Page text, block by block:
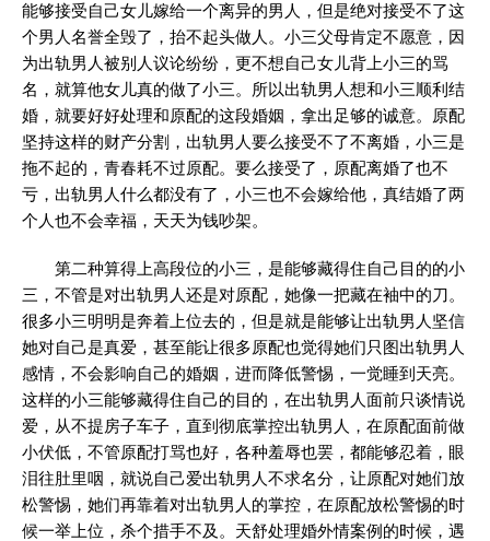
能够接受自己女儿嫁给一个离异的男人，但是绝对接受不了这
个男人名誉全毁了，抬不起头做人。小三父母肯定不愿意，因
为出轨男人被别人议论纷纷，更不想自己女儿背上小三的骂
名，就算他女儿真的做了小三。所以出轨男人想和小三顺利结
婚，就要好好处理和原配的这段婚姻，拿出足够的诚意。原配
坚持这样的财产分割，出轨男人要么接受不了不离婚，小三是
拖不起的，青春耗不过原配。要么接受了，原配离婚了也不
亏，出轨男人什么都没有了，小三也不会嫁给他，真结婚了两
个人也不会幸福，天天为钱吵架。
第二种算得上高段位的小三，是能够藏得住自己目的的小
三，不管是对出轨男人还是对原配，她像一把藏在袖中的刀。
很多小三明明是奔着上位去的，但是就是能够让出轨男人坚信
她对自己是真爱，甚至能让很多原配也觉得她们只图出轨男人
感情，不会影响自己的婚姻，进而降低警惕，一觉睡到天亮。
这样的小三能够藏得住自己的目的，在出轨男人面前只谈情说
爱，从不提房子车子，直到彻底掌控出轨男人，在原配面前做
小伏低，不管原配打骂也好，各种羞辱也罢，都能够忍着，眼
泪往肚里咽，就说自己爱出轨男人不求名分，让原配对她们放
松警惕，她们再靠着对出轨男人的掌控，在原配放松警惕的时
候一举上位，杀个措手不及。天舒处理婚外情案例的时候，遇